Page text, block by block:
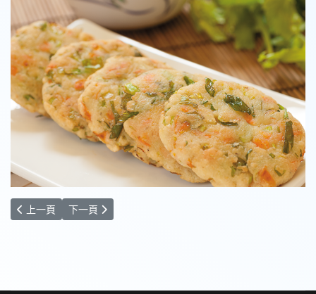
上一篇文章: 藥膳湯圓
上一頁 下一篇文章: 立冬補湯
下一頁